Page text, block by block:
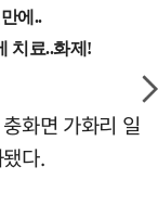
화면 가화리 일
다.